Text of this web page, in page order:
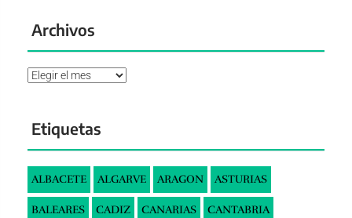
Archivos
Archivos
Etiquetas
ALBACETE ALGARVE ARAGON ASTURIAS
BALEARES CADIZ CANARIAS CANTABRIA